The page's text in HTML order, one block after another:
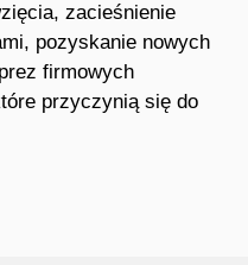
zacieśnienie
pozyskanie nowych
firmowych
przyczynią się do